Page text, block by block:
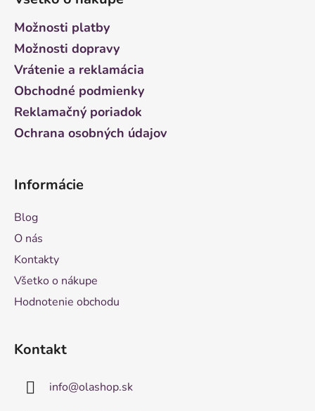
Možnosti platby
Možnosti dopravy
Vrátenie a reklamácia
Obchodné podmienky
Reklamačný poriadok
Ochrana osobných údajov
Informácie
Blog
O nás
Kontakty
Všetko o nákupe
Hodnotenie obchodu
Kontakt
info@olashop.sk